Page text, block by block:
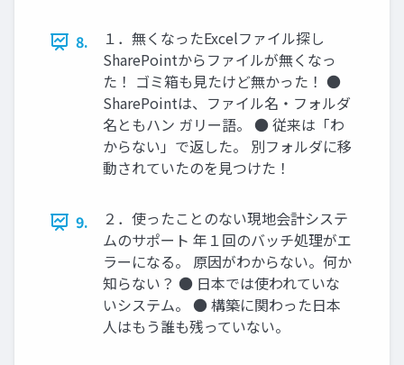
8.
１．無くなったExcelファイル探し
SharePointからファイルが無くなっ
た！ ゴミ箱も見たけど無かった！ ●
SharePointは、ファイル名・フォルダ
名ともハン ガリー語。 ● 従来は「わ
からない」で返した。 別フォルダに移
動されていたのを見つけた！
9.
２．使ったことのない現地会計システ
ムのサポート 年１回のバッチ処理がエ
ラーになる。 原因がわからない。何か
知らない？ ● 日本では使われていな
いシステム。 ● 構築に関わった日本
人はもう誰も残っていない。